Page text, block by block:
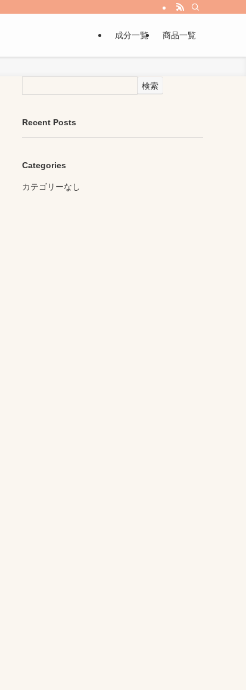
成分一覧 商品一覧
検索
Recent Posts
Categories
カテゴリーなし